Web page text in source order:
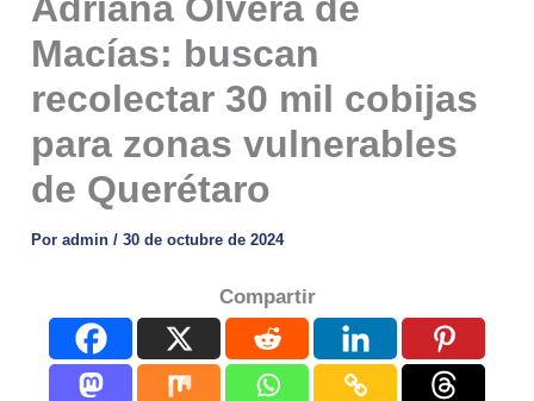
Macías: buscan
recolectar 30 mil cobijas
para zonas vulnerables
de Querétaro
Poradmin/30 de octubre de 2024
Compartir